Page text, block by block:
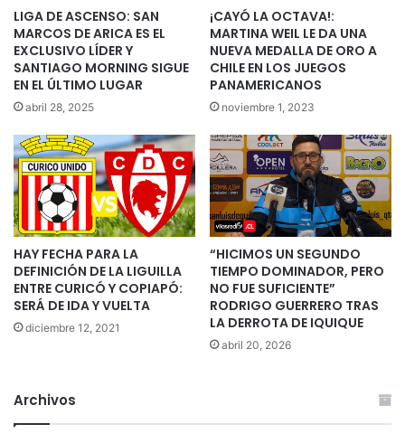
LIGA DE ASCENSO: SAN
MARCOS DE ARICA ES EL
EXCLUSIVO LÍDER Y
SANTIAGO MORNING SIGUE
EN EL ÚLTIMO LUGAR
abril 28, 2025
¡CAYÓ LA OCTAVA!:
MARTINA WEIL LE DA UNA
NUEVA MEDALLA DE ORO A
CHILE EN LOS JUEGOS
PANAMERICANOS
noviembre 1, 2023
HAY FECHA PARA LA
DEFINICIÓN DE LA LIGUILLA
ENTRE CURICÓ Y COPIAPÓ:
SERÁ DE IDA Y VUELTA
diciembre 12, 2021
“HICIMOS UN SEGUNDO
TIEMPO DOMINADOR, PERO
NO FUE SUFICIENTE”
RODRIGO GUERRERO TRAS
LA DERROTA DE IQUIQUE
abril 20, 2026
Archivos